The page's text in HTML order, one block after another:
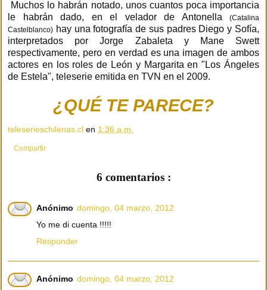
Muchos lo habrán notado, unos cuantos poca importancia
le habrán dado, en el velador de Antonella
(Catalina
Castelblanco) hay una fotografía de sus padres Diego y Sofía,
interpretados por Jorge Zabaleta y Mane Swett
respectivamente, pero en verdad es una imagen de ambos
actores en los roles de León y Margarita en "Los Ángeles
de Estela", teleserie emitida en TVN en el 2009.
¿QUÉ TE PARECE?
teleserieschilenas.cl en 1:36 a.m.
Compartir
6 comentarios :
Anónimo domingo, 04 marzo, 2012
Yo me di cuenta !!!!!
Responder
Anónimo domingo, 04 marzo, 2012